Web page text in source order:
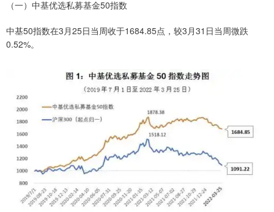
（一）中基优选私募基金50指数
中基50指数在3月25日当周收于1684.85点，较3月31日当周微跌
0.52%。